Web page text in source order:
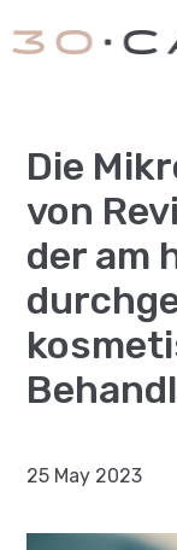
Die
von
der am
25 May 2023